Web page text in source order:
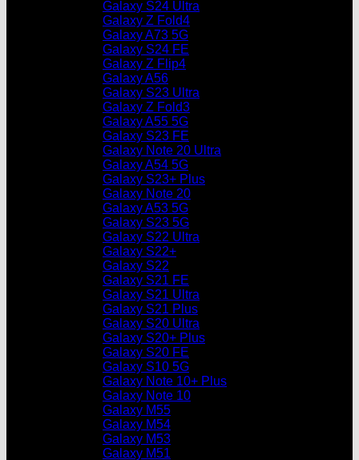
Galaxy S24 Ultra
Galaxy Z Fold4
Galaxy A73 5G
Galaxy S24 FE
Galaxy Z Flip4
Galaxy A56
Galaxy S23 Ultra
Galaxy Z Fold3
Galaxy A55 5G
Galaxy S23 FE
Galaxy Note 20 Ultra
Galaxy A54 5G
Galaxy S23+ Plus
Galaxy Note 20
Galaxy A53 5G
Galaxy S23 5G
Galaxy S22 Ultra
Galaxy S22+
Galaxy S22
Galaxy S21 FE
Galaxy S21 Ultra
Galaxy S21 Plus
Galaxy S20 Ultra
Galaxy S20+ Plus
Galaxy S20 FE
Galaxy S10 5G
Galaxy Note 10+ Plus
Galaxy Note 10
Galaxy M55
Galaxy M54
Galaxy M53
Galaxy M51